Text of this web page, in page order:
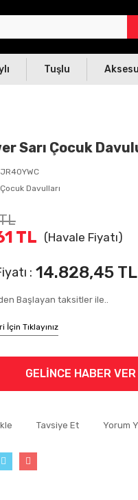
Tuşlu
Sarı Çocuk
JR40YWC
Çocuk Davulları
TL (Havale Fiyatı)
: 14.828,45 TL
Başlayan taksitler ile..
Tıklayınız
GELİNCE HABER VER
Tavsiye Et Yorum